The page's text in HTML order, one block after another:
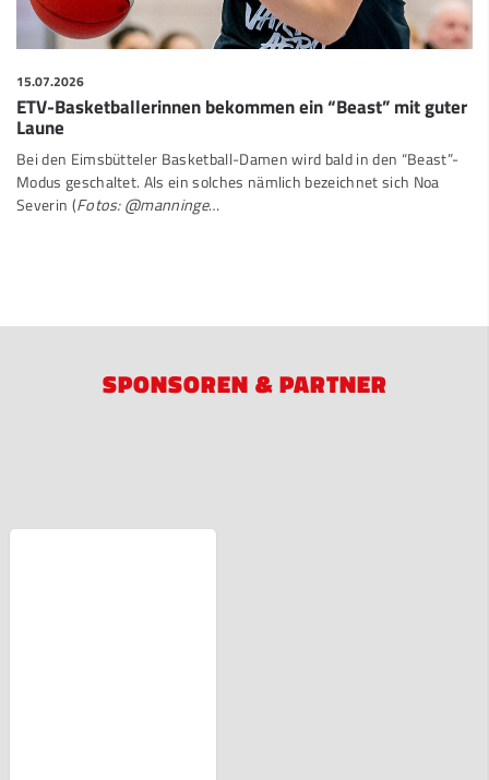
15.07.2026
ETV-Basketballerinnen bekommen ein “Beast” mit guter
Laune
Bei den Eimsbütteler Basketball-Damen wird bald in den “Beast”-
Modus geschaltet. Als ein solches nämlich bezeichnet sich Noa
Severin (Fotos: @manninge…
SPONSOREN & PARTNER